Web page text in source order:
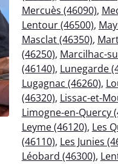
Mercuès (46090),
Lentour (46500),
Masclat (46350),
(46250), Marcilhac-
(46140), Lunegarde
Lugagnac (46260),
(46320), Lissac-et-
Limogne-en-Quercy
Leyme (46120), Les
(46110), Les Junies
Léobard (46300),